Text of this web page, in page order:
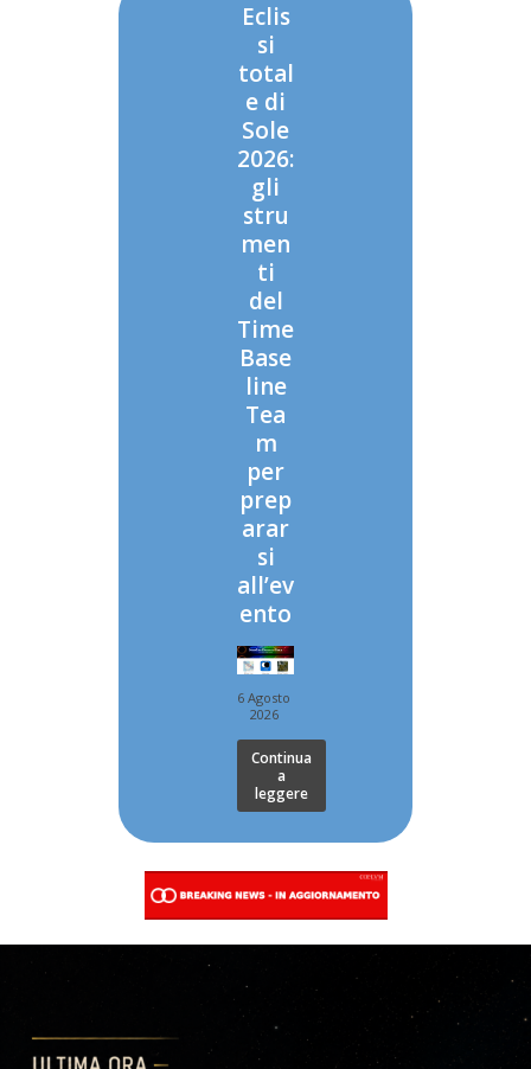
Eclis
si
total
e di
Sole
2026:
gli
stru
men
ti
del
Time
Base
line
Tea
m
per
prep
arar
si
all’ev
ento
6 Agosto
2026
Continua
a
leggere